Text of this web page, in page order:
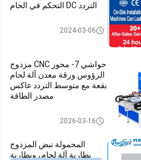
التردد DC التحكم في الحام
الصفائح المعدنية لحام2024-03-06
حواشي 7- محور CNC مزدوج
الرؤوس ورقة معدن آلة لحام
بقعة مع متوسط التردد عاكس
مصدر الطاقة
الصفائح المعدنية لحام2026-03-16
المحمولة نبض المزدوج
بطارية آلة لحام، وبطارية